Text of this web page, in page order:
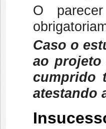
O
Caso o
ao
cumprido
atestando